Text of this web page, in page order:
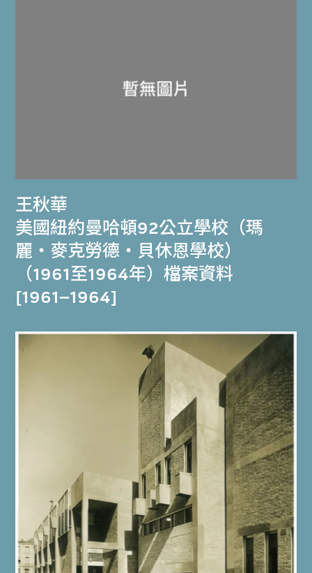
王秋華
美國紐約曼哈頓92公立學校（瑪
麗‧麥克勞德‧貝休恩學校）
（1961至1964年）檔案資料
[1961–1964]